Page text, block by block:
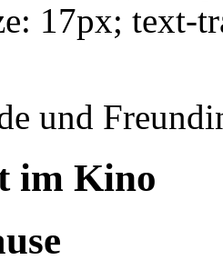
17px; text-
und
im Kino